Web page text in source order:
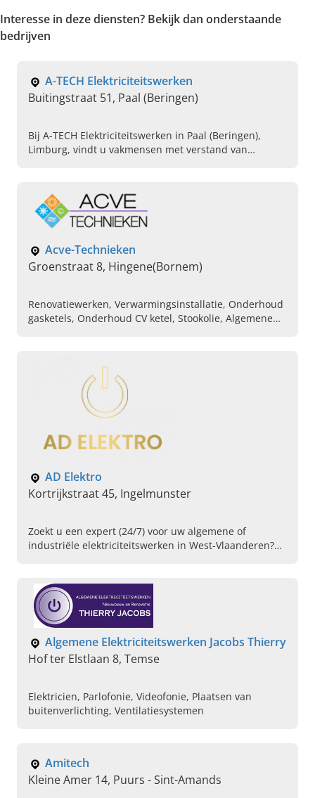
Interesse in deze diensten? Bekijk dan onderstaande
bedrijven
A-TECH Elektriciteitswerken
Buitingstraat 51, Paal (Beringen)
Bij A-TECH Elektriciteitswerken in Paal (Beringen),
Limburg, vindt u vakmensen met verstand van
Acve-Technieken
Groenstraat 8, Hingene(Bornem)
Renovatiewerken, Verwarmingsinstallatie, Onderhoud
gasketels, Onderhoud CV ketel, Stookolie, Algemene
AD Elektro
Kortrijkstraat 45, Ingelmunster
Zoekt u een expert (24/7) voor uw algemene of
industriële elektriciteitswerken in West-Vlaanderen?
Algemene Elektriciteitswerken Jacobs Thierry
Hof ter Elstlaan 8, Temse
Elektricien, Parlofonie, Videofonie, Plaatsen van
buitenverlichting, Ventilatiesystemen
Amitech
Kleine Amer 14, Puurs - Sint-Amands